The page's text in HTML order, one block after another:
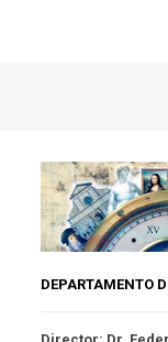
DEPARTAMENTO